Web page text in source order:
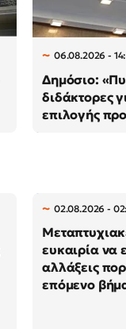
06.08.2026 -
Δημόσιο:
διδάκτορες
επιλογής
02.08.2026 -
ευκαιρία να
αλλάξεις
επόμενο